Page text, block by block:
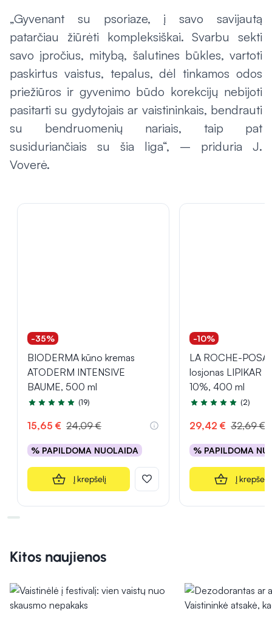
„Gyvenant su psoriaze, į savo savijautą
patarčiau žiūrėti kompleksiškai. Svarbu sekti
savo įpročius, mitybą, šalutines būkles, vartoti
paskirtus vaistus, tepalus, dėl tinkamos odos
priežiūros ir gyvenimo būdo korekcijų nebijoti
pasitarti su gydytojais ar vaistininkais, bendrauti
su bendruomenių nariais, taip pat
susiduriančiais su šia liga“, – priduria J.
Voverė.
-35%
BIODERMA kūno kremas
ATODERM INTENSIVE
BAUME, 500 ml
Įvertinimas 4.9 iš 5
(19)
15,65 € 24,09 €
% PAPILDOMA NUOLAIDA
Į krepšelį
-10%
LA ROCHE-
losjonas LIPIKAR
10%, 400 ml
Įvertinimas 5.0 iš 5
(2)
29,42 € 32,69 €
% PAPILDOMA
Į krepšelį
Kitos naujienos